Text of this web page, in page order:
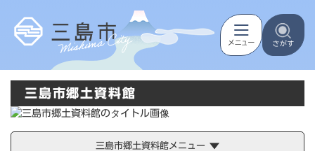
メニューを飛ばして本文へ
三島市郷土資料館
三島市郷土資料館メニュー